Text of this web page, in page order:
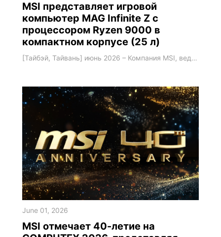
MSI представляет игровой
компьютер MAG Infinite Z с
процессором Ryzen 9000 в
компактном корпусе (25 л)
[Тайбэй, Тайвань] июнь 2026 – Компания MSI, ведущий мировой производитель игрового оборудования, представляет MAG Infinite Z – компьютер с процессором AMD, созданный для геймеров, которые хотят получить высокую производительность, эффективное охлаждение и легкость апгрейда в формате компактного десктопа. В конфигурацию устройства могут входить процессор AMD Ryzen 7 9700X и видеокарта NVIDIA GeForce RTX 5070 Ti, а объем корпуса составляет все
June 01, 2026
MSI отмечает 40-летие на